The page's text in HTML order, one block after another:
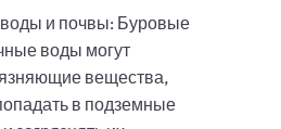
и почвы: Буровые
воды могут
вещества,
в подземные